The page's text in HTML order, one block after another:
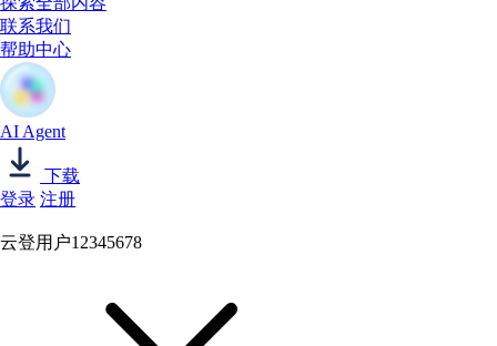
联系我们
帮助中心
AI Agent
下载
登录 注册
云登用户12345678